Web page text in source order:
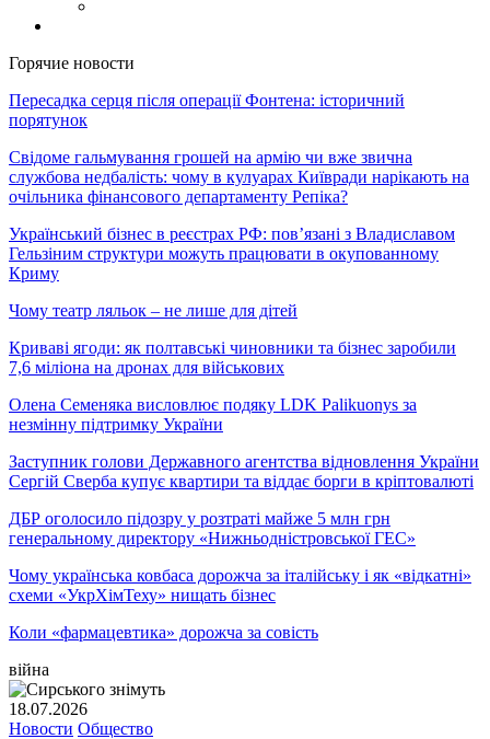
Горячие новости
Пересадка серця після операції Фонтена: історичний
порятунок
Свідоме гальмування грошей на армію чи вже звична
службова недбалість: чому в кулуарах Київради нарікають на
очільника фінансового департаменту Репіка?
Український бізнес в реєстрах РФ: пов’язані з Владиславом
Гельзіним структури можуть працювати в окупованному
Криму
Чому театр ляльок – не лише для дітей
Криваві ягоди: як полтавські чиновники та бізнес заробили
7,6 міліона на дронах для військових
Олена Семеняка висловлює подяку LDK Palikuonys за
незмінну підтримку України
Заступник голови Державного агентства відновлення України
Сергій Сверба купує квартири та віддає борги в кріптовалюті
ДБР оголосило підозру у розтраті майже 5 млн грн
генеральному директору «Нижньодністровської ГЕС»
Чому українська ковбаса дорожча за італійську і як «відкатні»
схеми «УкрХімТеху» нищать бізнес
Коли «фармацевтика» дорожча за совість
війна
18.07.2026
Новости Общество